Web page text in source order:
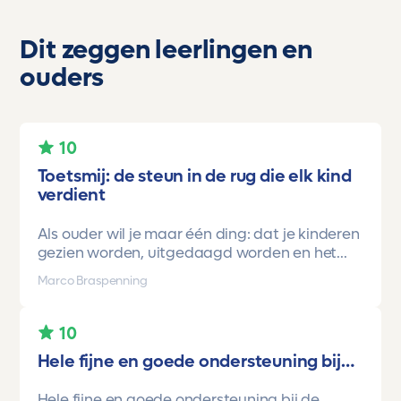
Dit zeggen leerlingen en
ouders
10
Toetsmij: de steun in de rug die elk kind
verdient
Als ouder wil je maar één ding: dat je kinderen
gezien worden, uitgedaagd worden en het
vertrouwen krijgen dat ze méér kunnen dan ze
zelf soms denken. Voor ons is Toetsmij daarin
Onze oudste dochter begon ooit op mavo-
kader. Een lieve, slimme meid, maar soms
Marco Braspenning
10
Hele fijne en goede ondersteuning bij…